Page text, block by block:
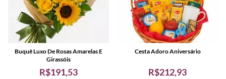
R$191,53
Buquê Luxo De Rosas Amarelas E
Girassóis
R$212,93
Cesta Adoro Aniversário